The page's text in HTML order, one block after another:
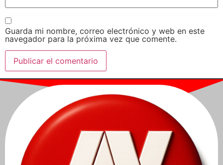
Guarda mi nombre, correo electrónico y web en este
navegador para la próxima vez que comente.